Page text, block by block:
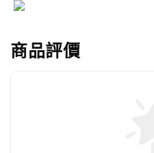
商品評價